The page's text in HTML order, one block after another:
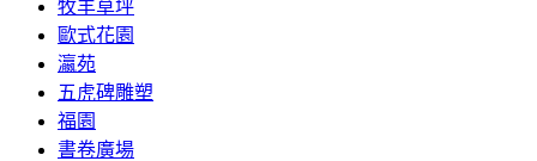
牧羊草坪
歐式花園
瀛苑
五虎碑雕塑
福園
書卷廣場